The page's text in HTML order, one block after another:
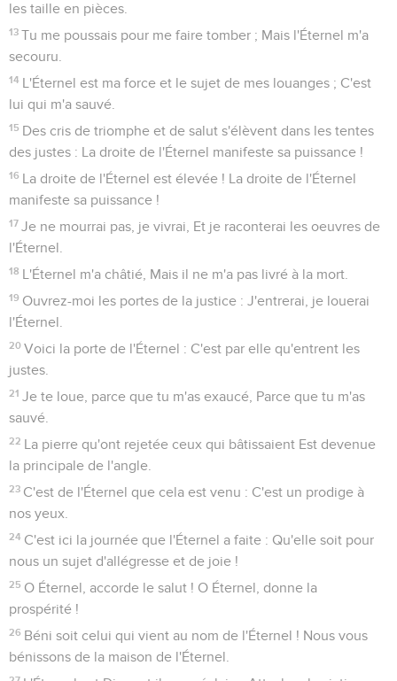
les taille en pièces.
13 Tu me poussais pour me faire tomber ; Mais l'Éternel m'a
secouru.
14 L'Éternel est ma force et le sujet de mes louanges ; C'est
lui qui m'a sauvé.
15 Des cris de triomphe et de salut s'élèvent dans les tentes
des justes : La droite de l'Éternel manifeste sa puissance !
16 La droite de l'Éternel est élevée ! La droite de l'Éternel
manifeste sa puissance !
17 Je ne mourrai pas, je vivrai, Et je raconterai les oeuvres de
l'Éternel.
18 L'Éternel m'a châtié, Mais il ne m'a pas livré à la mort.
19 Ouvrez-moi les portes de la justice : J'entrerai, je louerai
l'Éternel.
20 Voici la porte de l'Éternel : C'est par elle qu'entrent les
justes.
21 Je te loue, parce que tu m'as exaucé, Parce que tu m'as
sauvé.
22 La pierre qu'ont rejetée ceux qui bâtissaient Est devenue
la principale de l'angle.
23 C'est de l'Éternel que cela est venu : C'est un prodige à
nos yeux.
24 C'est ici la journée que l'Éternel a faite : Qu'elle soit pour
nous un sujet d'allégresse et de joie !
25 O Éternel, accorde le salut ! O Éternel, donne la
prospérité !
26 Béni soit celui qui vient au nom de l'Éternel ! Nous vous
bénissons de la maison de l'Éternel.